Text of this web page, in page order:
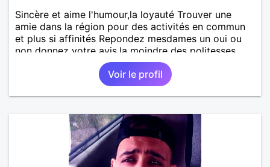
Sincère et aime l'humour,la loyauté Trouver une
amie dans la région pour des activités en commun
et plus si affinités Repondez mesdames un oui ou
non donnez votre avis,la moindre des politesses
Voir le profil